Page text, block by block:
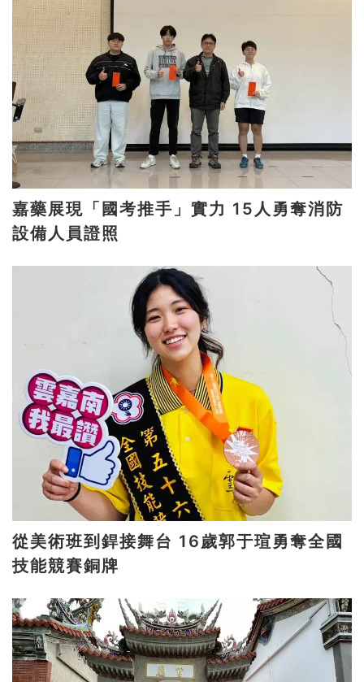
嘉藥展現「國考推手」實力 15人勇奪消防
設備人員證照
從美術班到銲接舞台 16歲郭于瑄勇奪全國
技能競賽銅牌